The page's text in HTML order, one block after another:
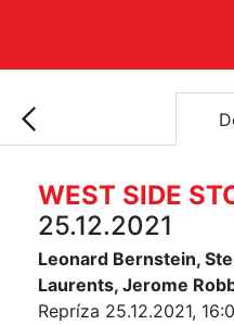
WEST SIDE
25.12.2021
Leonard Bernstein,
Laurents, Jerome
Repríza 25.12.2021,